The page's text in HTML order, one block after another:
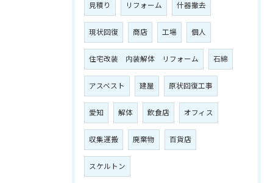
見積り リフォーム 什器撤去
現状回復 商店 工場 個人
住宅改装 内装解体 リフォーム 石綿
アスベスト 建屋 原状回復工事
愛知 解体 飲食店 オフィス
収集運搬 廃棄物 百貨店
スケルトン